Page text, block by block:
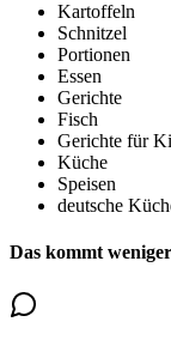
Kartoffeln
Schnitzel
Portionen
Essen
Gerichte
Fisch
Gerichte für
Küche
Speisen
deutsche
Das kommt